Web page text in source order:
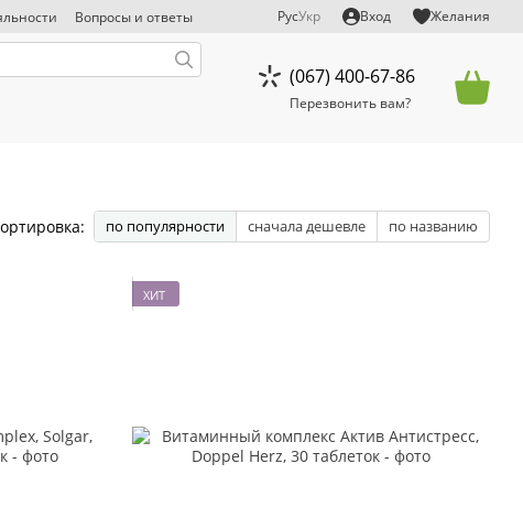
Вопросы и ответы
Отказ от ответственности
РусУкр Вход Желания
(067) 400-67-86
Перезвонить вам?
по популярности сначала дешевле по названию
ХИТ